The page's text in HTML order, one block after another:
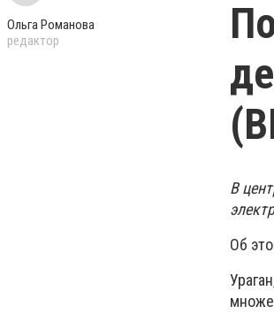
Ольга Романова
редактор
В
Об